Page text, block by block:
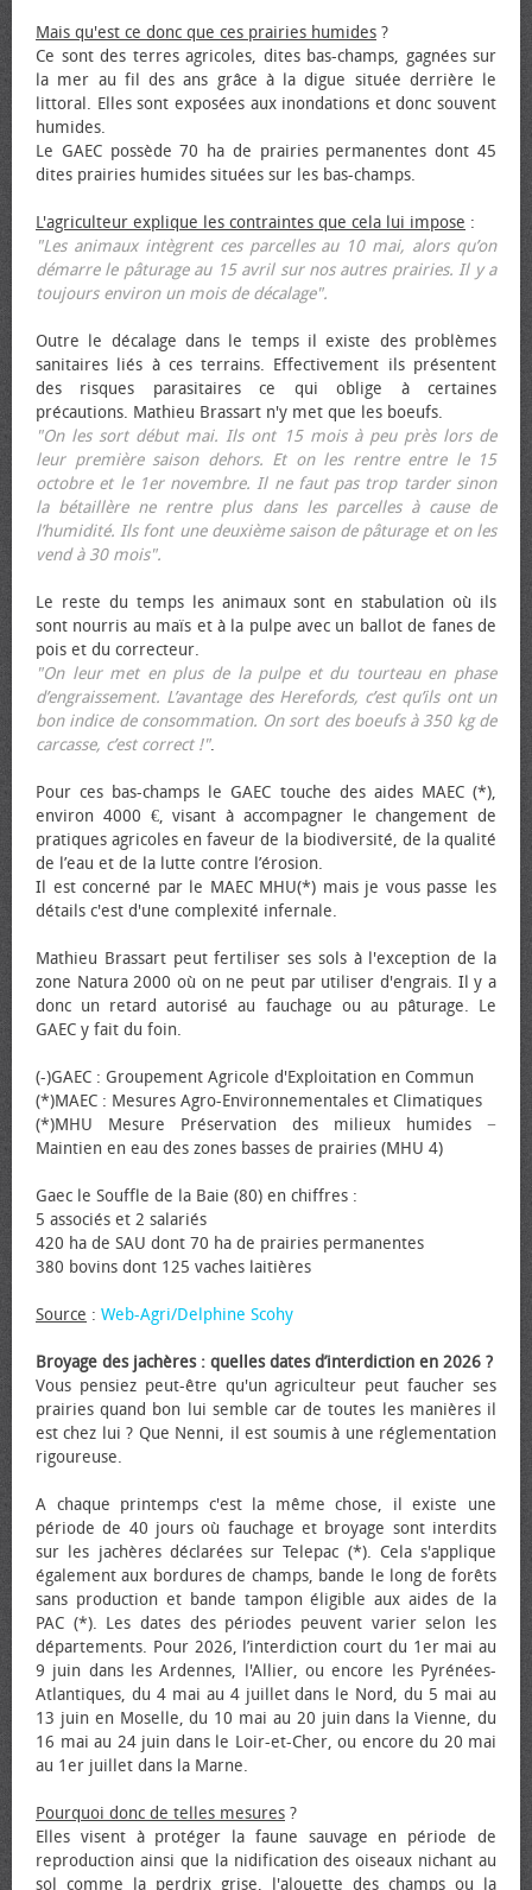
Mais qu'est ce donc que ces prairies humides ?
Ce sont des terres agricoles, dites bas-champs, gagnées sur
la mer au fil des ans grâce à la digue située derrière le
littoral. Elles sont exposées aux inondations et donc souvent
humides.
Le GAEC possède 70 ha de prairies permanentes dont 45
dites prairies humides situées sur les bas-champs.
L'agriculteur explique les contraintes que cela lui impose :
"Les animaux intègrent ces parcelles au 10 mai, alors qu’on
démarre le pâturage au 15 avril sur nos autres prairies. Il y a
toujours environ un mois de décalage".
Outre le décalage dans le temps il existe des problèmes
sanitaires liés à ces terrains. Effectivement ils présentent
des risques parasitaires ce qui oblige à certaines
précautions. Mathieu Brassart n'y met que les bœufs.
"On les sort début mai. Ils ont 15 mois à peu près lors de
leur première saison dehors. Et on les rentre entre le 15
octobre et le 1er novembre. Il ne faut pas trop tarder sinon
la bétaillère ne rentre plus dans les parcelles à cause de
l’humidité. Ils font une deuxième saison de pâturage et on les
vend à 30 mois".
Le reste du temps les animaux sont en stabulation où ils
sont nourris au maïs et à la pulpe avec un ballot de fanes de
pois et du correcteur.
"On leur met en plus de la pulpe et du tourteau en phase
d’engraissement. L’avantage des Herefords, c’est qu’ils ont un
bon indice de consommation. On sort des bœufs à 350 kg de
carcasse, c’est correct !".
Pour ces bas-champs le GAEC touche des aides MAEC (*),
environ 4000 €, visant à accompagner le changement de
pratiques agricoles en faveur de la biodiversité, de la qualité
de l’eau et de la lutte contre l’érosion.
Il est concerné par le MAEC MHU(*) mais je vous passe les
détails c'est d'une complexité infernale.
Mathieu Brassart peut fertiliser ses sols à l'exception de la
zone Natura 2000 où on ne peut par utiliser d'engrais. Il y a
donc un retard autorisé au fauchage ou au pâturage. Le
GAEC y fait du foin.
(-)GAEC : Groupement Agricole d'Exploitation en Commun
(*)MAEC : Mesures Agro-Environnementales et Climatiques
(*)MHU Mesure Préservation des milieux humides −
Maintien en eau des zones basses de prairies (MHU 4)
Gaec le Souffle de la Baie (80) en chiffres :
5 associés et 2 salariés
420 ha de SAU dont 70 ha de prairies permanentes
380 bovins dont 125 vaches laitières
Source : Web-Agri/Delphine Scohy
Broyage des jachères : quelles dates d’interdiction en 2026 ?
Vous pensiez peut-être qu'un agriculteur peut faucher ses
prairies quand bon lui semble car de toutes les manières il
est chez lui ? Que Nenni, il est soumis à une réglementation
rigoureuse.
A chaque printemps c'est la même chose, il existe une
période de 40 jours où fauchage et broyage sont interdits
sur les jachères déclarées sur Telepac (*). Cela s'applique
également aux bordures de champs, bande le long de forêts
sans production et bande tampon éligible aux aides de la
PAC (*). Les dates des périodes peuvent varier selon les
départements. Pour 2026, l’interdiction court du 1er mai au
9 juin dans les Ardennes, l'Allier, ou encore les Pyrénées-
Atlantiques, du 4 mai au 4 juillet dans le Nord, du 5 mai au
13 juin en Moselle, du 10 mai au 20 juin dans la Vienne, du
16 mai au 24 juin dans le Loir-et-Cher, ou encore du 20 mai
au 1er juillet dans la Marne.
Pourquoi donc de telles mesures ?
Elles visent à protéger la faune sauvage en période de
reproduction ainsi que la nidification des oiseaux nichant au
sol comme la perdrix grise, l'alouette des champs ou la